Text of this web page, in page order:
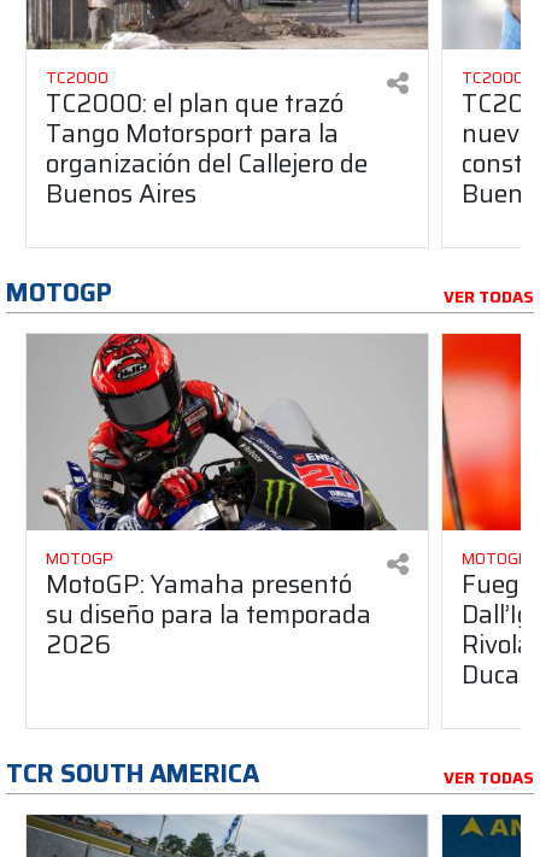
TC2000
TC2000: el plan que trazó
Tango Motorsport para la
organización del Callejero de
Buenos Aires
TC2000
MOTOGP VER TODAS
MOTOGP
MotoGP: Yamaha presentó
su diseño para la temporada
2026
MOTOGP
Ducati
TCR SOUTH AMERICA VER TODAS